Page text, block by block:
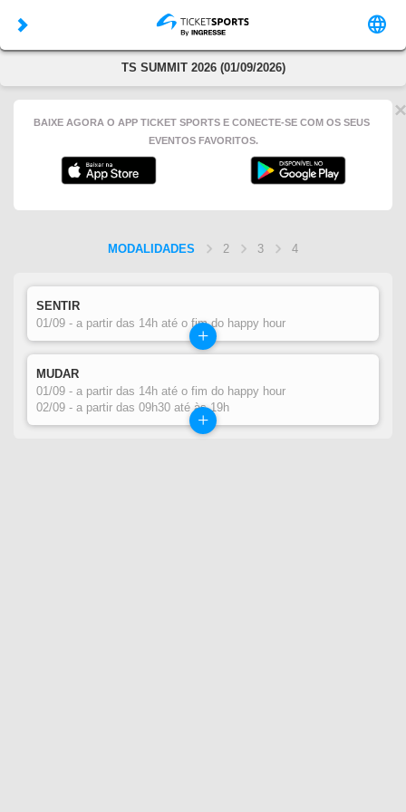
TS SUMMIT 2026 (01/09/2026)
×
BAIXE AGORA O APP TICKET SPORTS E CONECTE-SE COM OS SEUS
EVENTOS FAVORITOS.
MODALIDADES 2 3 4
SENTIR
01/09 - a partir das 14h até o fim do happy hour
+
MUDAR
01/09 - a partir das 14h até o fim do happy hour
02/09 - a partir das 09h30 até às 19h
+